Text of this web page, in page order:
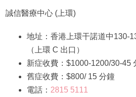
誠信醫療中心 (上環)
地址：香港上環干諾道中130-
（上環 C 出口）
新症收費：$1000-1200/30-45
舊症收費：$800/ 15 分鐘
電話： 2815 5111